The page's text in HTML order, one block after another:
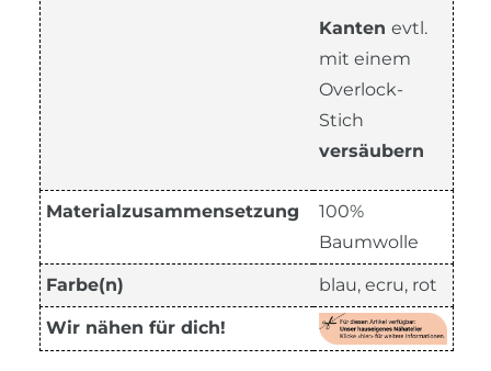
Kanten evtl.
mit einem
Overlock-
Stich
versäubern
Materialzusammensetzung
100%
Baumwolle
Farbe(n) blau, ecru, rot
Wir nähen für dich!